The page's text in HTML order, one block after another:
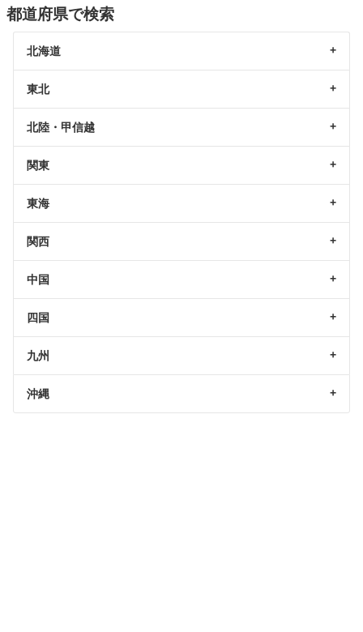
都道府県で検索
北海道
東北
北陸・甲信越
関東
東海
関西
中国
四国
九州
沖縄